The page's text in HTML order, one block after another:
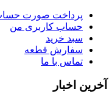
پرداخت صورت
حساب کاربری من
سبد خرید
سفارش قطعه
تماس با ما
آخرین اخبار